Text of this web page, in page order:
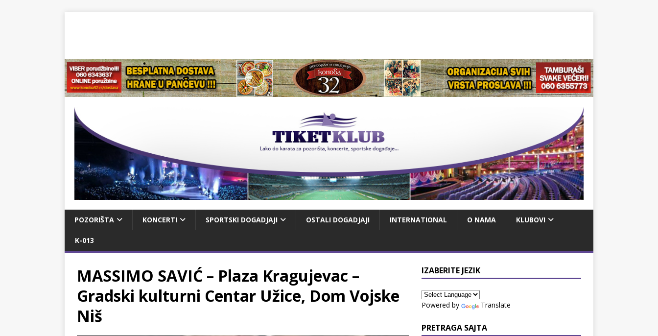
POZORIŠTA KONCERTI SPORTSKI DOGADJAJI OSTALI DOGADJAJI INTERNATIONAL O NAMA KLUBOVI
K-013
MASSIMO SAVIĆ – Plaza Kragujevac –
Gradski kulturni Centar Užice, Dom Vojske
Niš
IZABERITE JEZIK
Powered by Translate
PRETRAGA SAJTA